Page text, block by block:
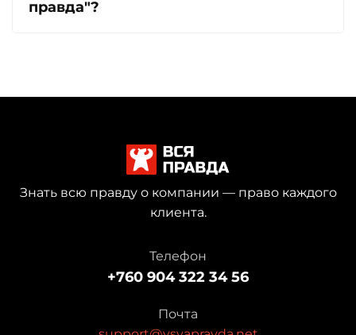
правда"?
Знать всю правду о компании — право каждого
клиента.
Телефон
+760 904 322 34 56
Почта